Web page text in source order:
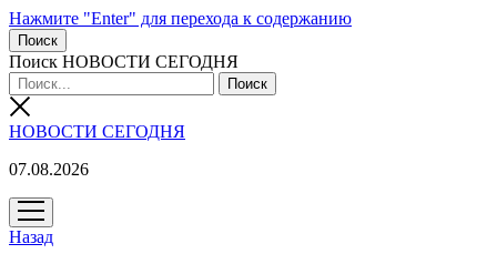
Нажмите "Enter" для перехода к содержанию
Поиск
Поиск НОВОСТИ СЕГОДНЯ
НОВОСТИ СЕГОДНЯ
07.08.2026
открыть
меню
Назад